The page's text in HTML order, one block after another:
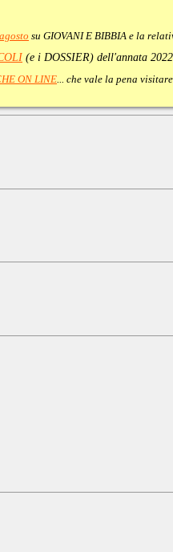
su GIOVANI E BIBBIA e la
(e i DOSSIER) dell'annata
ON LINE ... che vale la pena